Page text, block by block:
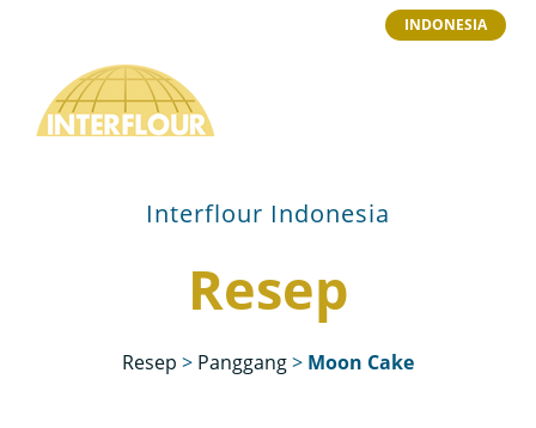
INDONESIA
Interflour Indonesia
Resep
Resep > Panggang> Moon Cake